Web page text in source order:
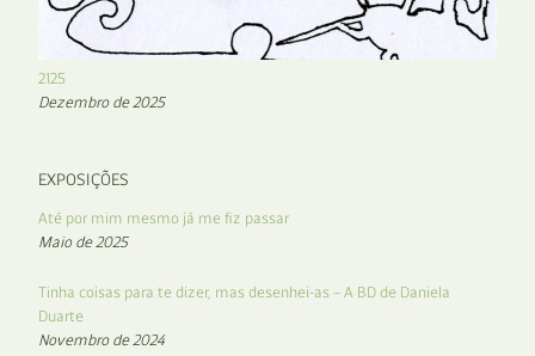
2125
Dezembro de 2025
EXPOSIÇÕES
Até por mim mesmo já me fiz passar
Maio de 2025
Tinha coisas para te dizer, mas desenhei-as – A BD de Daniela
Duarte
Novembro de 2024